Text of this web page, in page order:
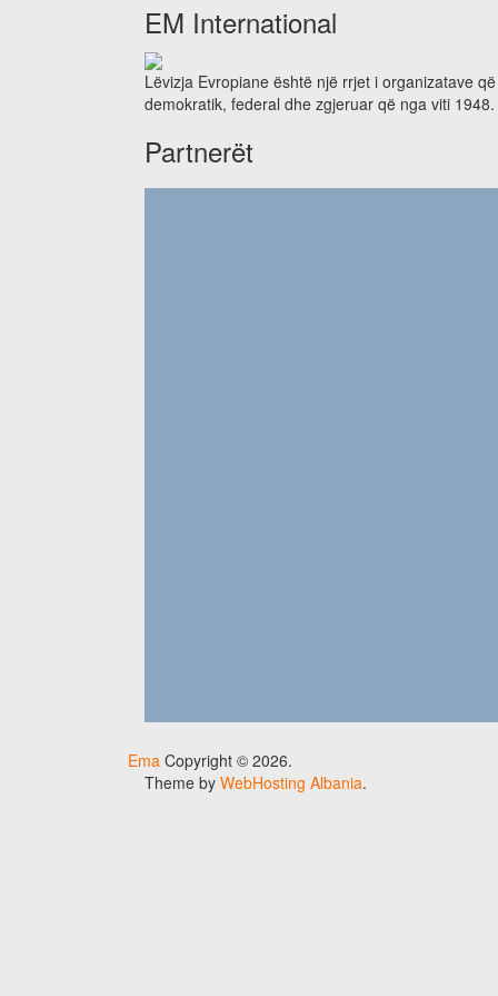
EM International
Lëvizja Evropiane është një rrjet i organizatave
demokratik, federal dhe zgjeruar që nga viti 1948.
Partnerët
Ema Copyright © 2026.
Theme by WebHosting Albania.